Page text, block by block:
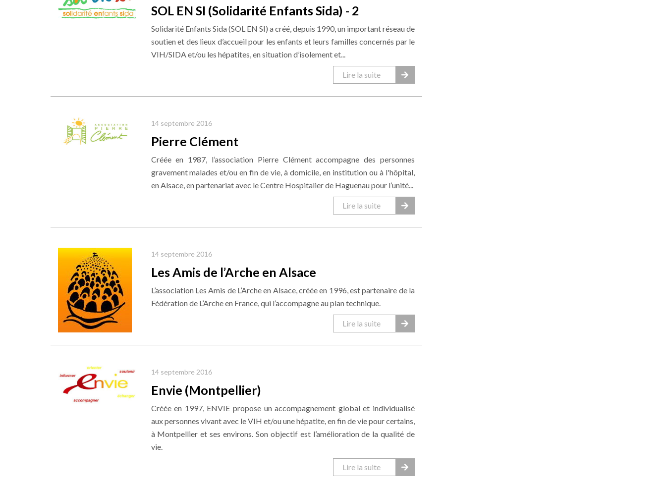
SOL EN SI (Solidarité Enfants Sida) - 2
Solidarité Enfants Sida (SOL EN SI) a créé, depuis 1990, un important réseau de
soutien et des lieux d’accueil pour les enfants et leurs familles concernés par le
VIH/SIDA et/ou les hépatites, en situation d’isolement et...
Lire la suite
14 septembre 2016
Pierre Clément
Créée en 1987, l’association Pierre Clément accompagne des personnes
gravement malades et/ou en fin de vie, à domicile, en institution ou à l'hôpital,
en Alsace, en partenariat avec le Centre Hospitalier de Haguenau pour l’unité...
Lire la suite
14 septembre 2016
Les Amis de l’Arche en Alsace
L’association Les Amis de L’Arche en Alsace, créée en 1996, est partenaire de la
Fédération de L’Arche en France, qui l’accompagne au plan technique.
Lire la suite
14 septembre 2016
Envie (Montpellier)
Créée en 1997, ENVIE propose un accompagnement global et individualisé
aux personnes vivant avec le VIH et/ou une hépatite, en fin de vie pour certains,
à Montpellier et ses environs. Son objectif est l’amélioration de la qualité de
vie.
Lire la suite